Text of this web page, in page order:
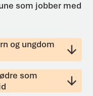
som jobber med
og ungdom
som